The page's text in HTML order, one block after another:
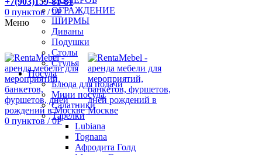
0 пунктов / 0Р
Меню
0 пунктов / 0Р
ОГРАЖДЕНИЕ
ШИРМЫ
Диваны
Подушки
Столы
Стулья
Посуда
Блюда для подачи
Мини посуда
Салатники
Тарелки
Lubiana
Tognana
Афродита Голд